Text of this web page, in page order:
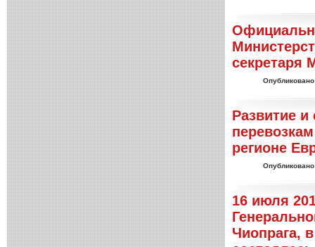
секретаря
Развитие
регионе
16 июля
Чиопрага,